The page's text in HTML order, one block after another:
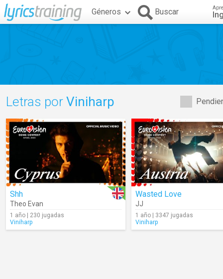
Géneros Buscar
Letras por Viniharp
Shh
Theo Evan
1 año | 230 jugadas
Viniharp
Wasted Love
JJ
1 año | 3347 jugadas
Viniharp